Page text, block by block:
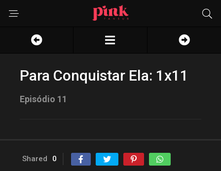
Para Conquistar Ela: 1x11
Episódio 11
Shared 0